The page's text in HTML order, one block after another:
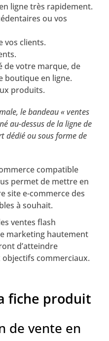
ligne très rapidement.
ou vos
vos clients.
de votre marque, de
boutique en ligne.
produits.
le bandeau « ventes
au-dessus de la ligne de
dédié ou sous forme de
compatible
permet de mettre en
site e-commerce des
à souhait.
ventes flash
marketing hautement
d’atteindre
commerciaux.
fiche produit
de vente en